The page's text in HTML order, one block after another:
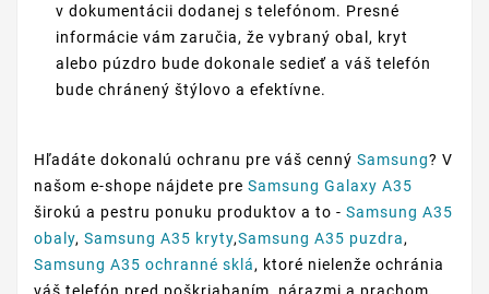
v dokumentácii dodanej s telefónom. Presné
informácie vám zaručia, že vybraný obal, kryt
alebo púzdro bude dokonale sedieť a váš telefón
bude chránený štýlovo a efektívne.
Hľadáte dokonalú ochranu pre váš cenný Samsung? V
našom e-shope nájdete pre Samsung Galaxy A35
širokú a pestru ponuku produktov a to - Samsung A35
obaly, Samsung A35 kryty,Samsung A35 puzdra,
Samsung A35 ochranné sklá, ktoré nielenže ochránia